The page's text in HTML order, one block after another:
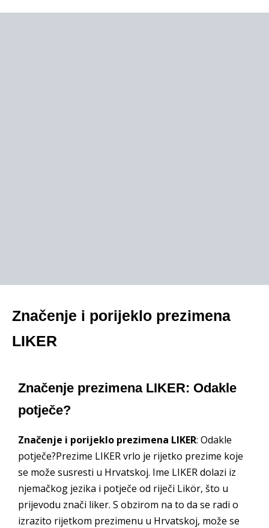
Značenje i porijeklo prezimena
LIKER
Značenje prezimena LIKER: Odakle
potječe?
Značenje i porijeklo prezimena LIKER: Odakle
potječe?Prezime LIKER vrlo je rijetko prezime koje
se može susresti u Hrvatskoj. Ime LIKER dolazi iz
njemačkog jezika i potječe od riječi Likör, što u
prijevodu znači liker. S obzirom na to da se radi o
izrazito rijetkom prezimenu u Hrvatskoj, može se